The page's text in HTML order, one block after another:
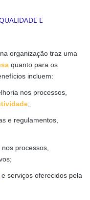
organização traz uma
quanto para os
incluem:
nos processos,
;
e regulamentos,
processos,
e serviços oferecidos pela